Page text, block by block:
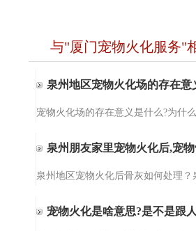
与"厦门宠物火化服务"
宠物火化是啥意思?是不是跟